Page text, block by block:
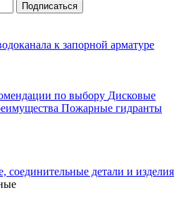
Подписаться
к запорной арматуре
по выбору Дисковые
Пожарные гидранты
соединительные детали и изделия